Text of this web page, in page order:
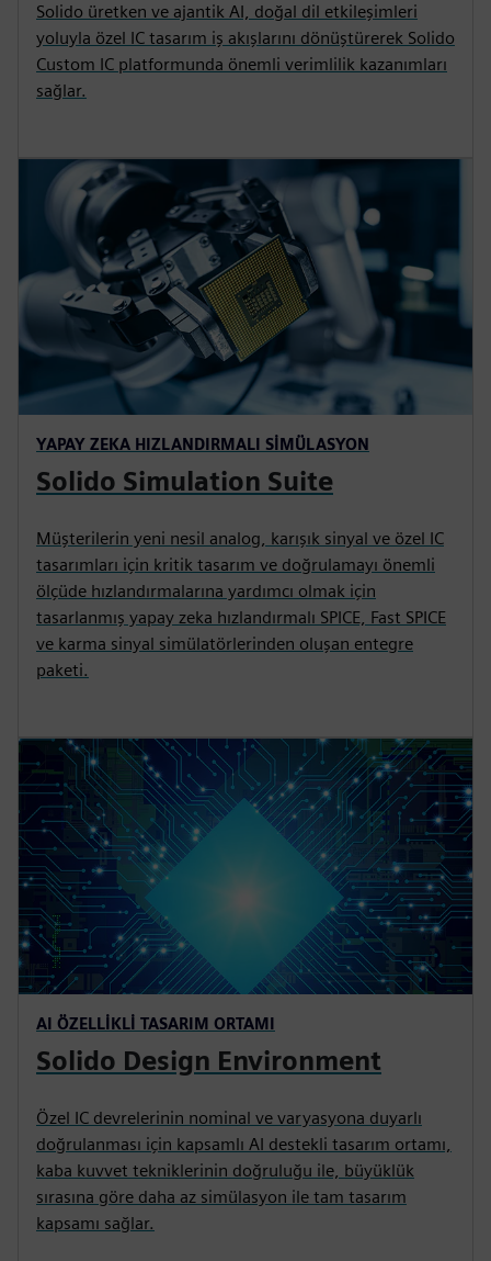
Solido üretken ve ajantik AI, doğal dil etkileşimleri
yoluyla özel IC tasarım iş akışlarını dönüştürerek Solido
Custom IC platformunda önemli verimlilik kazanımları
sağlar.
YAPAY ZEKA HIZLANDIRMALI SIMÜLASYON
Solido Simulation Suite
Müşterilerin yeni nesil analog, karışık sinyal ve özel IC
tasarımları için kritik tasarım ve doğrulamayı önemli
ölçüde hızlandırmalarına yardımcı olmak için
tasarlanmış yapay zeka hızlandırmalı SPICE, Fast SPICE
ve karma sinyal simülatörlerinden oluşan entegre
paketi.
AI ÖZELLİKLİ TASARIM ORTAMI
Solido Design Environment
Özel IC devrelerinin nominal ve varyasyona duyarlı
doğrulanması için kapsamlı AI destekli tasarım ortamı,
kaba kuvvet tekniklerinin doğruluğu ile, büyüklük
sırasına göre daha az simülasyon ile tam tasarım
kapsamı sağlar.